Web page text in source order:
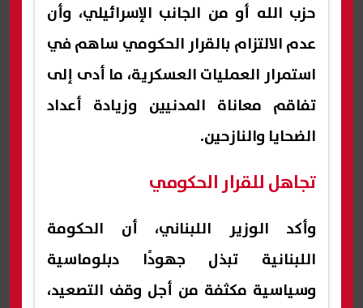
حزب الله أو من الجانب الإسرائيلي، وأن
عدم الالتزام بالقرار الحكومي ساهم في
استمرار العمليات العسكرية، ما أدى إلى
تفاقم معاناة المدنيين وزيادة أعداد
الضحايا والنازحين.
تجاهل للقرار الحكومي
وأكد الوزير اللبناني، أن الحكومة
اللبنانية تبذل جهودًا دبلوماسية
وسياسية مكثفة من أجل وقف التصعيد،